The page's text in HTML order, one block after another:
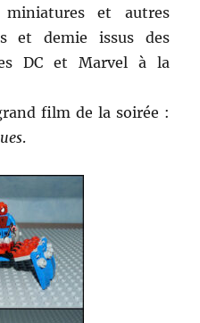
et autres
et demie issus des
DC et Marvel à la
film de la soirée :
.